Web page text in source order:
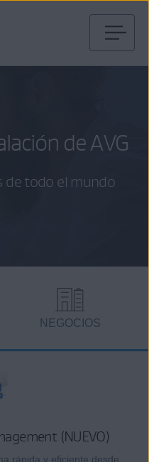
de AVG
de todo el mundo
NEGOCIOS
(NUEVO)
rápida y eficiente desde